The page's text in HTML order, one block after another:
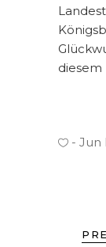
diesem
Jun